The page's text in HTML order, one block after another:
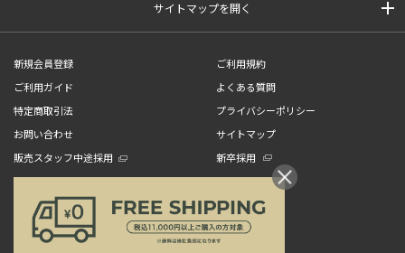
サイトマップを開く
新規会員登録
ご利用規約
ご利用ガイド
よくある質問
特定商取引法
プライバシーポリシー
お問い合わせ
サイトマップ
販売スタッフ中途採用
新卒採用